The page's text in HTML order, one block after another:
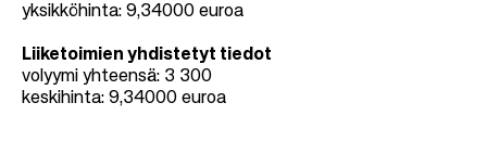
yksikköhinta: 9,34000 euroa
Liiketoimien yhdistetyt tiedot
volyymi yhteensä: 3 300
keskihinta: 9,34000 euroa